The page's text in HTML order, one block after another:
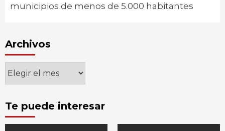
municipios de menos de 5.000 habitantes
Archivos
Archivos
Te puede interesar